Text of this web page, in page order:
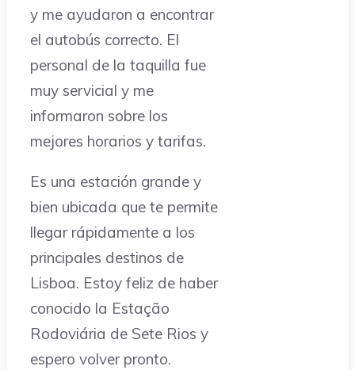
y me ayudaron a encontrar
el autobús correcto. El
personal de la taquilla fue
muy servicial y me
informaron sobre los
mejores horarios y tarifas.
Es una estación grande y
bien ubicada que te permite
llegar rápidamente a los
principales destinos de
Lisboa. Estoy feliz de haber
conocido la Estação
Rodoviária de Sete Rios y
espero volver pronto.